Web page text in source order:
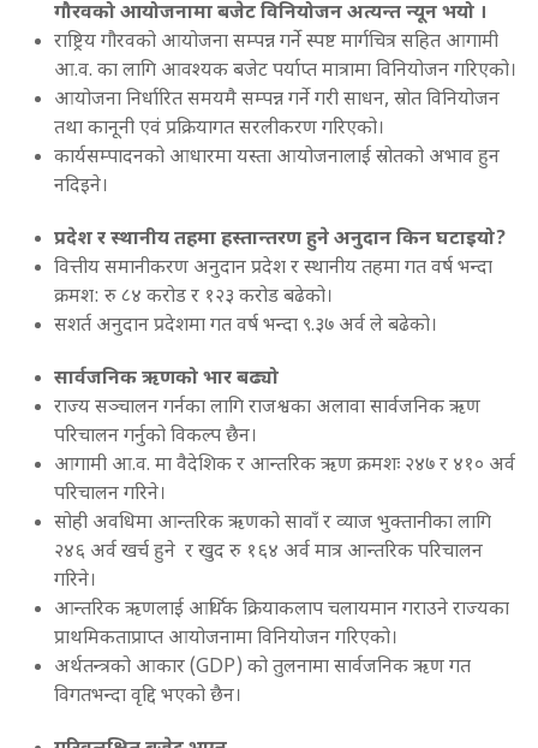
गौरवको आयोजनामा बजेट विनियोजन अत्यन्त न्यून भयो ।
राष्ट्रिय गौरवको आयोजना सम्पन्न गर्ने स्पष्ट मार्गचित्र सहित आगामी
आ.व. का लागि आवश्यक बजेट पर्याप्त मात्रामा विनियोजन गरिएको।
आयोजना निर्धारित समयमै सम्पन्न गर्ने गरी साधन, स्रोत विनियोजन
तथा कानूनी एवं प्रक्रियागत सरलीकरण गरिएको।
कार्यसम्पादनको आधारमा यस्ता आयोजनालाई स्रोतको अभाव हुन
नदिइने।
प्रदेश र स्थानीय तहमा हस्तान्तरण हुने अनुदान किन घटाइयो?
वित्तीय समानीकरण अनुदान प्रदेश र स्थानीय तहमा गत वर्ष भन्दा
क्रम‍श: रु ८४ करोड र १२३ करोड बढेको।
सशर्त अनुदान प्रदेशमा गत वर्ष भन्दा ९.३७ अर्व ले बढेको।
सार्वजनिक ऋणको भार बढ्यो
राज्य सञ्चालन गर्नका लागि राजश्वका अलावा सार्वजनिक ऋण
परिचालन गर्नुको विकल्प छैन।
आगामी आ.व. मा वैदेशिक र आन्तरिक ऋण क्रमशः २४७ र ४१० अर्व
परिचालन गरिने।
सोही अवधिमा आन्तरिक ऋणको सावाँ र व्याज भुक्तानीका लागि
२४६ अर्व खर्च हुने र खुद रु १६४ अर्व मात्र आन्तरिक परिचालन
गरिने।
आन्तरिक ऋणलाई आर्थिक क्रियाकलाप चलायमान गराउने राज्यका
प्राथमिकताप्राप्त आयोजनामा विनियोजन गरिएको।
अर्थतन्त्रको आकार (GDP) को तुलनामा सार्वजनिक ऋण गत
विगतभन्दा वृद्दि भएको छैन।